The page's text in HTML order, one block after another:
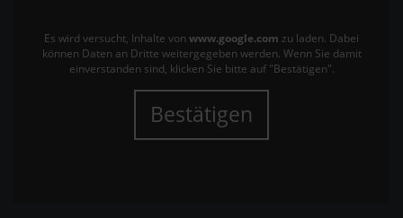
Es wird versucht, Inhalte von www.google.com zu laden. Dabei
können Daten an Dritte weitergegeben werden. Wenn Sie damit
einverstanden sind, klicken Sie bitte auf "Bestätigen".
Bestätigen